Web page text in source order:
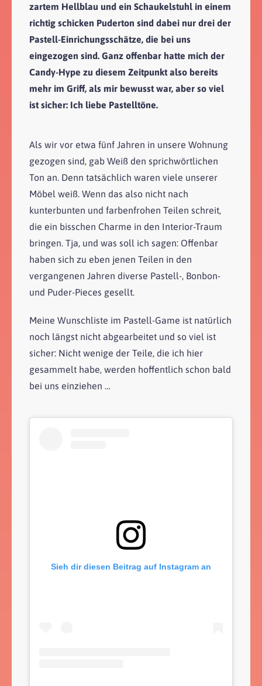
zartem Hellblau und ein Schaukelstuhl in einem
richtig schicken Puderton sind dabei nur drei der
Pastell-Einrichungsschätze, die bei uns
eingezogen sind. Ganz offenbar hatte mich der
Candy-Hype zu diesem Zeitpunkt also bereits
mehr im Griff, als mir bewusst war, aber so viel
ist sicher: Ich liebe Pastelltöne.
Als wir vor etwa fünf Jahren in unsere Wohnung
gezogen sind, gab Weiß den sprichwörtlichen
Ton an. Denn tatsächlich waren viele unserer
Möbel weiß. Wenn das also nicht nach
kunterbunten und farbenfrohen Teilen schreit,
die ein bisschen Charme in den Interior-Traum
bringen. Tja, und was soll ich sagen: Offenbar
haben sich zu eben jenen Teilen in den
vergangenen Jahren diverse Pastell-, Bonbon-
und Puder-Pieces gesellt.
Meine Wunschliste im Pastell-Game ist natürlich
noch längst nicht abgearbeitet und so viel ist
sicher: Nicht wenige der Teile, die ich hier
gesammelt habe, werden hoffentlich schon bald
bei uns einziehen …
Sieh dir diesen Beitrag auf Instagram an